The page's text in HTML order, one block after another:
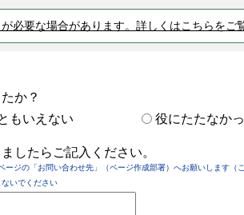
必要な場合があります。詳しくはこちらをご
か？
もいえない 役にたたなか
したらご記入ください。
ージの「お問い合わせ先」（ページ作成部署）へお願いします（
いでください